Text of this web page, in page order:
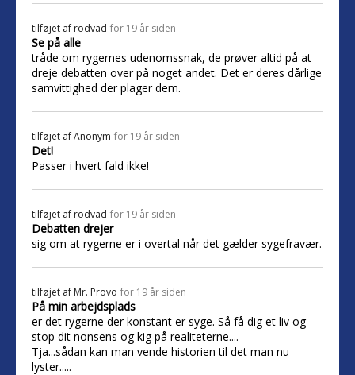
tilføjet af rodvad for 19 år siden
Se på alle
tråde om rygernes udenomssnak, de prøver altid på at
dreje debatten over på noget andet. Det er deres dårlige
samvittighed der plager dem.
tilføjet afAnonym for 19 år siden
Det!
Passer i hvert fald ikke!
tilføjet af rodvad for 19 år siden
Debatten drejer
sig om at rygerne er i overtal når det gælder sygefravær.
tilføjet af Mr. Provo for 19 år siden
På min arbejdsplads
er det rygerne der konstant er syge. Så få dig et liv og
stop dit nonsens og kig på realiteterne....
Tja...sådan kan man vende historien til det man nu
lyster.....